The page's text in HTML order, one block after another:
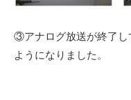
③アナログ放送が終了し
ようになりました。